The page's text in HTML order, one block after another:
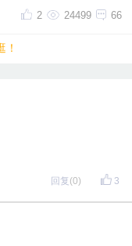
里
66
24499
2
！
3
回复 (0)